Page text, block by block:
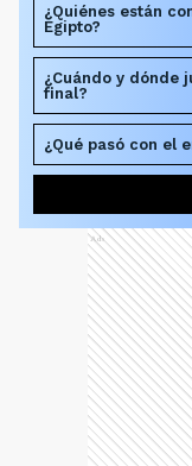
¿Quiénes están
Egipto?
¿Cuándo y dónde
final?
¿Qué pasó con el
Ads